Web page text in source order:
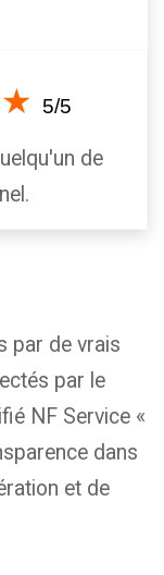
5/5
de
par de vrais
par le
NF Service «
dans
et de